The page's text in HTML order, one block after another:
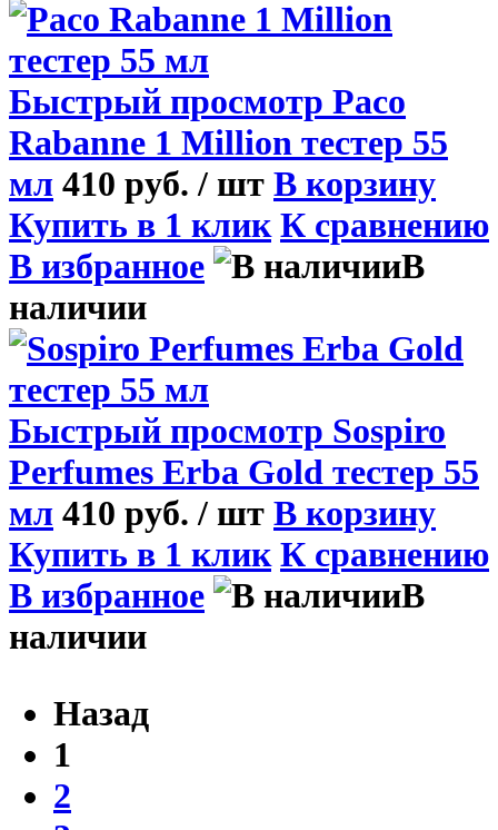
Быстрый просмотр Paco
Rabanne 1 Million тестер 55
мл 410 руб./ шт В корзину
Купить в 1 клик К сравнению
В избранное
В
наличии
Быстрый просмотр Sospiro
Perfumes Erba Gold тестер 55
мл 410 руб./ шт В корзину
Купить в 1 клик К сравнению
В избранное
В
наличии
Назад
1
2